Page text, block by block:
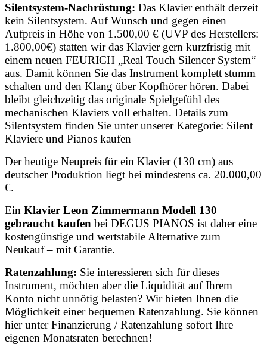
Silentsystem-Nachrüstung: Das Klavier enthält derzeit
kein Silentsystem. Auf Wunsch und gegen einen
Aufpreis in Höhe von 1.500,00 € (UVP des Herstellers:
1.800,00€) statten wir das Klavier gern kurzfristig mit
einem neuen FEURICH „Real Touch Silencer System“
aus. Damit können Sie das Instrument komplett stumm
schalten und den Klang über Kopfhörer hören. Dabei
bleibt gleichzeitig das originale Spielgefühl des
mechanischen Klaviers voll erhalten. Details zum
Silentsystem finden Sie unter unserer Kategorie: Silent
Klaviere und Pianos kaufen
Der heutige Neupreis für ein Klavier (130 cm) aus
deutscher Produktion liegt bei mindestens ca. 20.000,00
€.
Ein Klavier Leon Zimmermann Modell 130
gebraucht kaufen bei DEGUS PIANOS ist daher eine
kostengünstige und wertstabile Alternative zum
Neukauf – mit Garantie.
Ratenzahlung: Sie interessieren sich für dieses
Instrument, möchten aber die Liquidität auf Ihrem
Konto nicht unnötig belasten? Wir bieten Ihnen die
Möglichkeit einer bequemen Ratenzahlung. Sie können
hier unter Finanzierung / Ratenzahlung sofort Ihre
eigenen Monatsraten berechnen!